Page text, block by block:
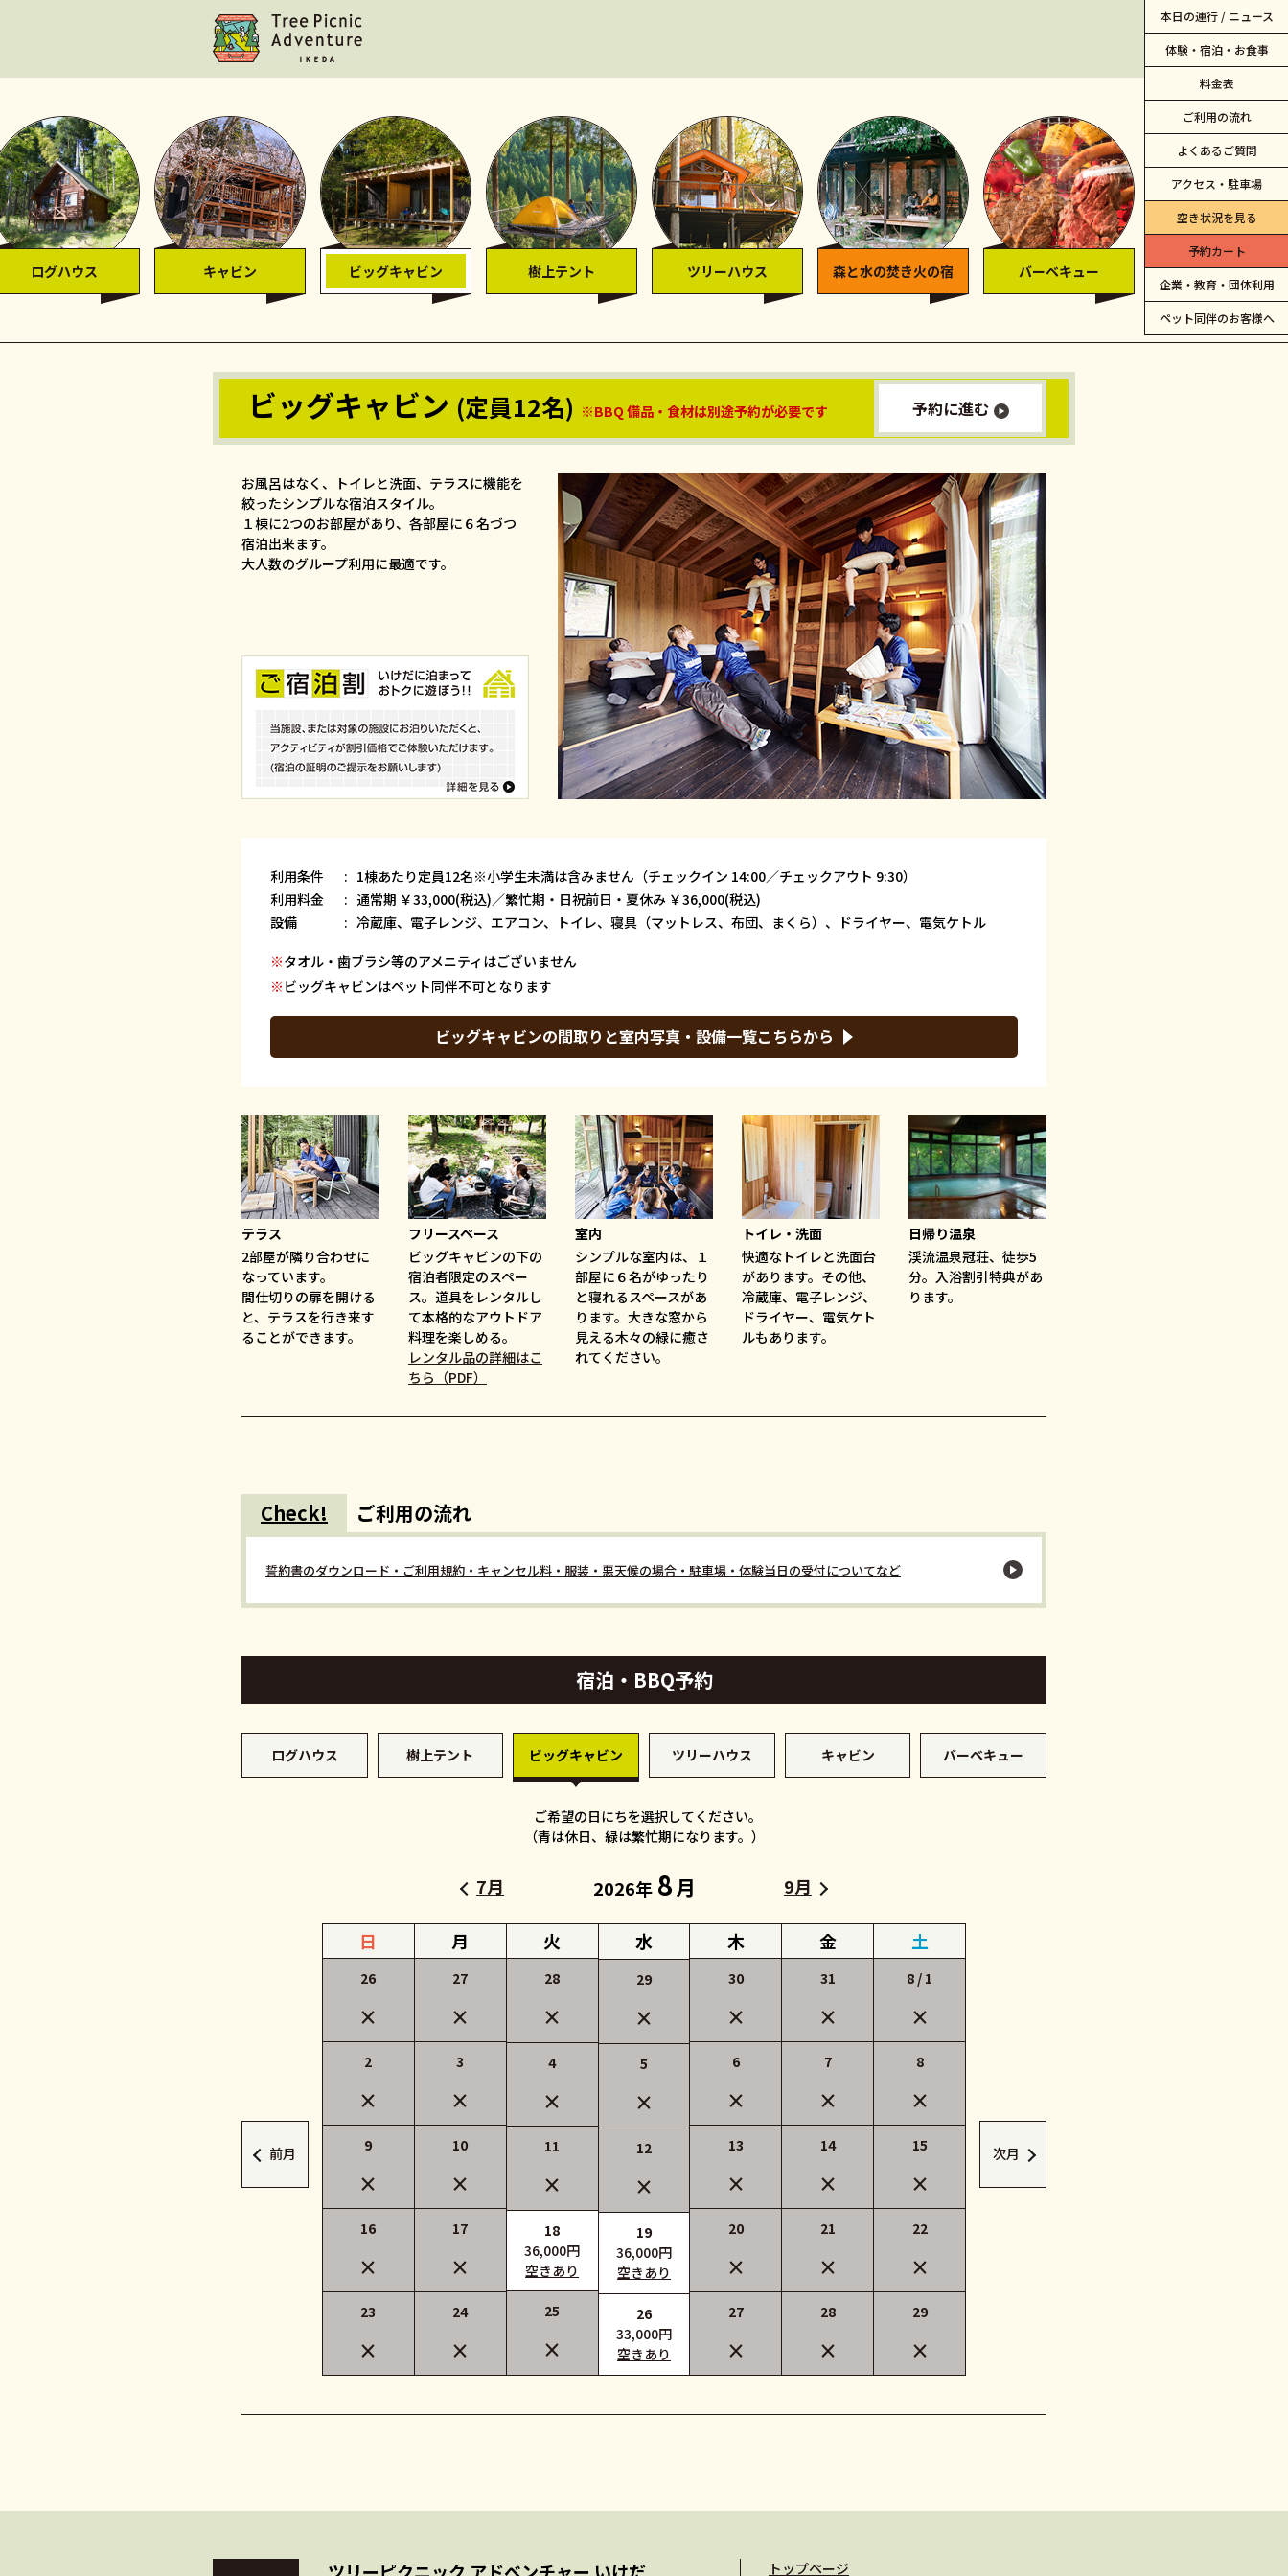
本日の運行 / ニュース
体験・宿泊・お食事
料金表
ご利用の流れ
よくあるご質問
アクセス・駐車場
空き状況を見る
予約カート
企業・教育・団体利用
ペット同伴のお客様へ
ログハウス キャビン ビッグキャビン 樹上テント ツリーハウス 森と水の焚き火の宿 バーベキュー カフェ ピクニック
ビッグキャビン (定員12名) ※BBQ 備品・食材は別途予約が必要です 予約に進む
お風呂はなく、トイレと洗面、テラスに機能を
絞ったシンプルな宿泊スタイル。
１棟に2つのお部屋があり、各部屋に６名づつ
宿泊出来ます。
大人数のグループ利用に最適です。
利用条件
1棟あたり定員12名※小学生未満は含みません（チェックイン 14:00／チェックアウト 9:30）
利用料金
通常期 ￥33,000(税込)／繁忙期・日祝前日・夏休み ￥36,000(税込)
設備
冷蔵庫、電子レンジ、エアコン、トイレ、寝具（マットレス、布団、まくら）、ドライヤー、電気ケトル
※タオル・歯ブラシ等のアメニティはございません
※ ビッグキャビンはペット同伴不可となります
ビッグキャビンの間取りと室内写真・設備一覧こちらから
テラス
2部屋が隣り合わせに
なっています。
間仕切りの扉を開ける
と、テラスを行き来す
ることができます。
フリースペース
ビッグキャビンの下の
宿泊者限定のスペー
ス。道具をレンタルし
て本格的なアウトドア
料理を楽しめる。
レンタル品の詳細はこ
ちら（PDF）
室内
シンプルな室内は、１
部屋に６名がゆったり
と寝れるスペースがあ
ります。大きな窓から
見える木々の緑に癒さ
れてください。
トイレ・洗面
快適なトイレと洗面台
があります。その他、
冷蔵庫、電子レンジ、
ドライヤー、電気ケト
ルもあります。
日帰り温泉
渓流温泉冠荘、徒歩5
分。入浴割引特典があ
ります。
Check! ご利用の流れ
誓約書のダウンロード・ご利用規約・キャンセル料・服装・悪天候の場合・駐車場・体験当日の受付についてなど
宿泊・BBQ予約
ログハウス 樹上テント ビッグキャビン ツリーハウス キャビン バーベキュー
ご希望の日にちを選択してください。
（青は休日、緑は繁忙期になります。）
2026年 8 月
7月 9月
日
26
×
2
×
9
×
16
×
23
×
月
27
×
3
×
10
×
17
×
24
×
火
28
×
4
×
11
×
18
36,000円
空きあり
25
×
水
29
×
5
×
12
×
19
36,000円
空きあり
26
33,000円
空きあり
木
30
×
6
×
13
×
20
×
27
×
金
31
×
7
×
14
×
21
×
28
×
土
8 / 1
×
8
×
15
×
22
×
29
×
前月 次月
ツリーピクニック アドベンチャー いけだ トップページ